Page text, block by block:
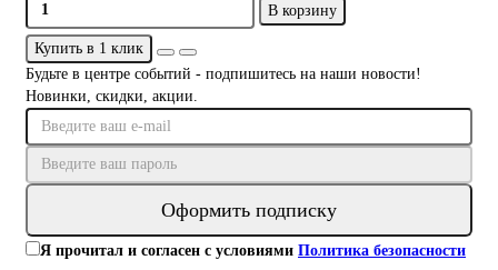
В корзину
Купить в 1 клик
Будьте в центре событий - подпишитесь на наши новости!
Новинки, скидки, акции.
Оформить подписку
Я прочитал и согласен с условиями Политика безопасности